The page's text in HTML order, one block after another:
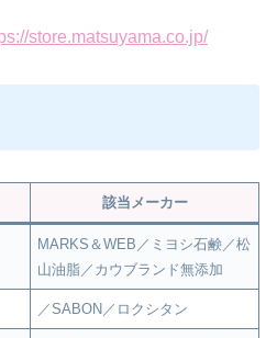
store.matsuyama.co.jp/
該当メーカー
MARKS＆WEB／ミヨシ石鹸／松
山油脂／カウブランド無添加
／SABON／ロクシタン